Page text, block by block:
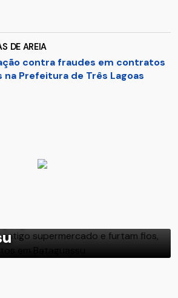
DE AREIA
contra fraudes em contratos
na Prefeitura de Três Lagoas
e furtam fios,
em